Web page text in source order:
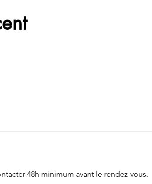
48h minimum avant le rendez-vous.